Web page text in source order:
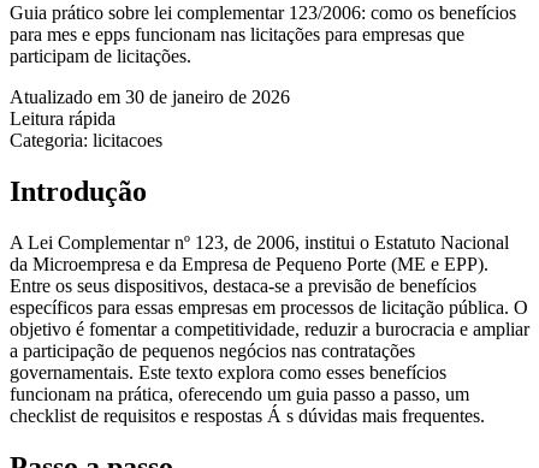
Guia prático sobre lei complementar 123/2006: como os benefícios
para mes e epps funcionam nas licitações para empresas que
participam de licitações.
Atualizado em 30 de janeiro de 2026
Leitura rápida
Categoria: licitacoes
Introdução
A Lei Complementar nº 123, de 2006, institui o Estatuto Nacional
da Microempresa e da Empresa de Pequeno Porte (ME e EPP).
Entre os seus dispositivos, destaca-se a previsão de benefícios
específicos para essas empresas em processos de licitação pública. O
objetivo é fomentar a competitividade, reduzir a burocracia e ampliar
a participação de pequenos negócios nas contratações
governamentais. Este texto explora como esses benefícios
funcionam na prática, oferecendo um guia passo a passo, um
checklist de requisitos e respostas Á s dúvidas mais frequentes.